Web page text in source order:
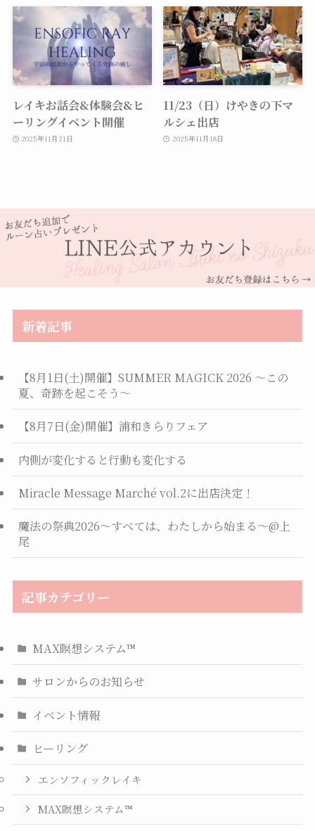
レイキお話会&体験会&ヒ
ーリングイベント開催
2025年11月21日
11/23（日）けやきの下マ
ルシェ出店
2025年11月18日
新着記事
【8月1日(土)開催】SUMMER MAGICK 2026 ～この
夏、奇跡を起こそう～
【8月7日(金)開催】浦和きらりフェア
内側が変化すると行動も変化する
Miracle Message Marché vol.2に出店決定！
魔法の祭典2026〜すべては、わたしから始まる〜@上
尾
記事カテゴリー
MAX瞑想システム™
サロンからのお知らせ
イベント情報
ヒーリング
エンソフィックレイキ
MAX瞑想システム™